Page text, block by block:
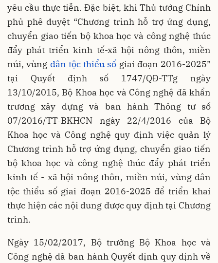
yêu cầu thực tiễn. Đặc biệt, khi Thủ tướng Chính
phủ phê duyệt “Chương trình hỗ trợ ứng dụng,
chuyển giao tiến bộ khoa học và công nghệ thúc
đẩy phát triển kinh tế-xã hội nông thôn, miền
núi, vùng dân tộc thiểu số giai đoạn 2016-2025”
tại Quyết định số 1747/QĐ-TTg ngày
13/10/2015, Bộ Khoa học và Công nghệ đã khẩn
trương xây dựng và ban hành Thông tư số
07/2016/TT-BKHCN ngày 22/4/2016 của Bộ
Khoa học và Công nghệ quy định việc quản lý
Chương trình hỗ trợ ứng dụng, chuyển giao tiến
bộ khoa học và công nghệ thúc đẩy phát triển
kinh tế - xã hội nông thôn, miền núi, vùng dân
tộc thiểu số giai đoạn 2016-2025 để triển khai
thực hiện các nội dung được quy định tại Chương
trình.
Ngày 15/02/2017, Bộ trưởng Bộ Khoa học và
Công nghệ đã ban hành Quyết định quy định về